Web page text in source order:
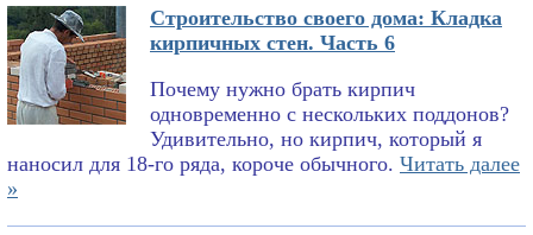
Строительство своего дома: Кладка
кирпичных стен. Часть 6
Почему нужно брать кирпич
одновременно с нескольких поддонов?
Удивительно, но кирпич, который я
наносил для 18-го ряда, короче обычного. Читать далее
»